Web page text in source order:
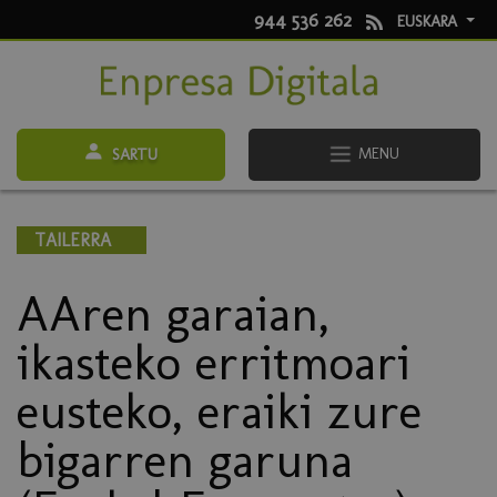
944 536 262 EUSKARA
SARTU MENU
TAILERRA
AAren garaian,
ikasteko erritmoari
eusteko, eraiki zure
bigarren garuna